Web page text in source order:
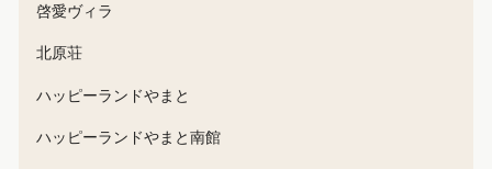
啓愛ヴィラ
北原荘
ハッピーランドやまと
ハッピーランドやまと南館